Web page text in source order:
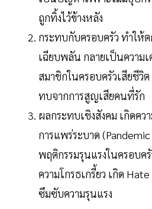
ถูกทิ้งไว้ข้างหลัง
กระทบกับครอบครัว ทำให้
เฉียบพลัน กลายเป็นความ
สมาชิกในครอบครัวเสียชีวิ
ทบจากการสูญเสียคนที่รัก
ผลกระทบเชิงสังคม เกิดคว
การแพร่ระบาด
พฤติกรรมรุนแรงในครอบค
ความโกรธเกรี้ยว เกิด
ซึมซับความรุนแรง